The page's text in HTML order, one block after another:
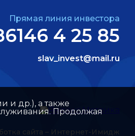
Прямая линия инвестора
4 25 85
slav_invest@mail.ru
сайта – Интернет-Имидж
и др.), а также
Продолжая